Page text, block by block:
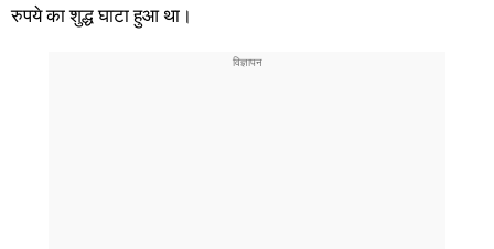
रुपये का शुद्ध घाटा हुआ था।